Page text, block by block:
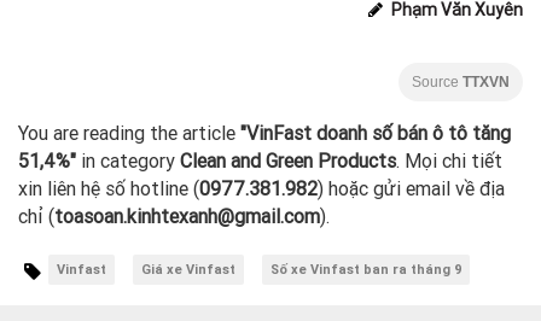
Phạm Văn Xuyên
Source TTXVN
You are reading the article "VinFast doanh số bán ô tô tăng
51,4%" in category Clean and Green Products. Mọi chi tiết
xin liên hệ số hotline (0977.381.982) hoặc gửi email về địa
chỉ (toasoan.kinhtexanh@gmail.com).
Vinfast Giá xe Vinfast Số xe Vinfast ban ra tháng 9